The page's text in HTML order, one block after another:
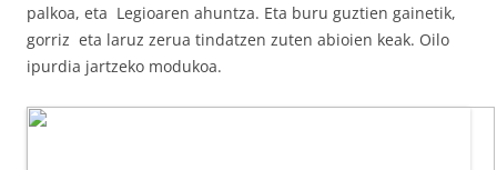
palkoa, eta Legioaren ahuntza. Eta buru guztien gainetik,
gorriz eta laruz zerua tindatzen zuten abioien keak. Oilo
ipurdia jartzeko modukoa.